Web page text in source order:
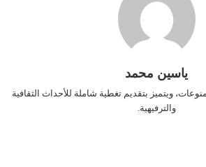
ياسين محمد
ويتميز بتقديم تغطية شاملة للأحداث الثقافية
والترفيهية.